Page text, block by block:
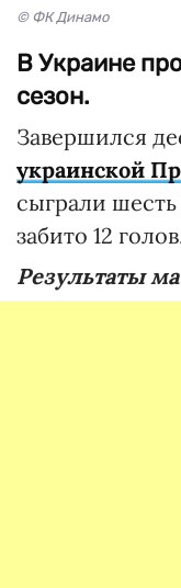
© ФК Динамо
В Украине
сезон.
Завершился
украинской
сыграли
забито 12
Результаты